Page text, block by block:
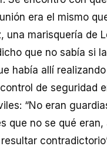
era el mismo
una marisquería de
que no sabía si
había allí
de seguridad
“No eran
que no se qué eran,